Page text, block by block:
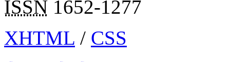
© us3 AB och respektive
ISSN1652-1277